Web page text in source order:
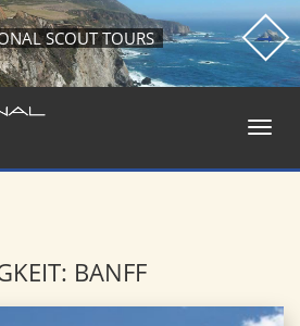
SCOUT TOURS
BANFF